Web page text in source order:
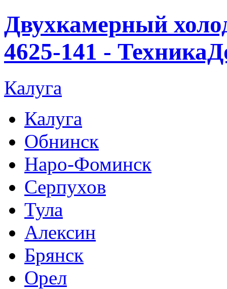
Двухкамерный
4625-141 -
Калуга
Калуга
Обнинск
Наро-Фоминск
Серпухов
Тула
Алексин
Брянск
Орел